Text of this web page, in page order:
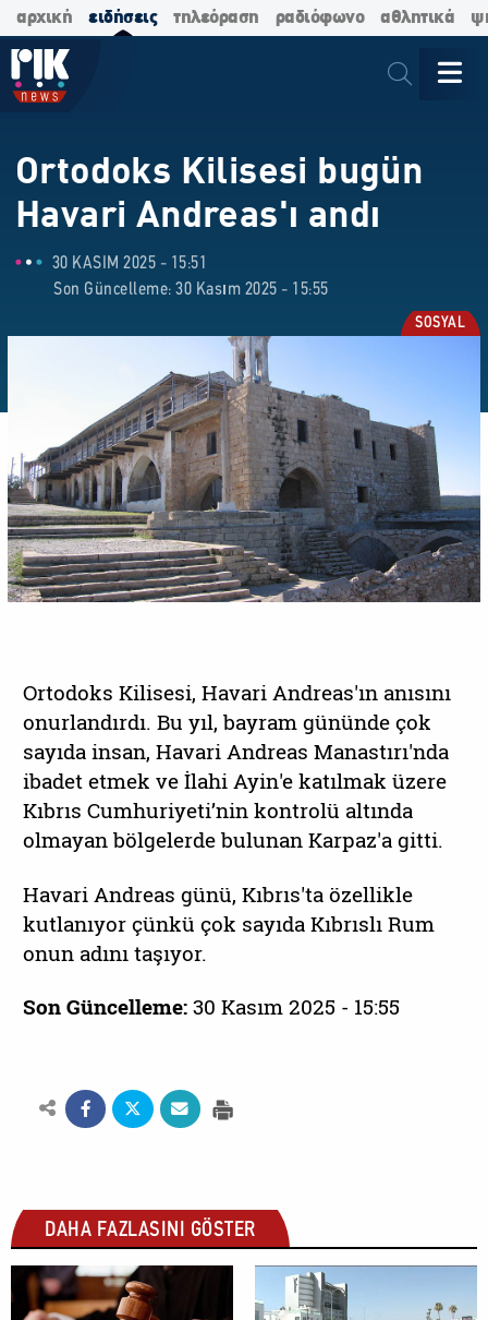
αρχική ειδήσεις τηλεόραση ραδιόφωνο αθλητικά
Ortodoks Kilisesi bugün
Havari Andreas'ı andı
30 KASIM 2025 - 15:51
Son Güncelleme: 30 Kasım 2025 - 15:55
SOSYAL
Ortodoks Kilisesi, Havari Andreas'ın anısını
onurlandırdı. Bu yıl, bayram gününde çok
sayıda insan, Havari Andreas Manastırı'nda
ibadet etmek ve İlahi Ayin'e katılmak üzere
Kıbrıs Cumhuriyeti’nin kontrolü altında
olmayan bölgelerde bulunan Karpaz'a gitti.
Havari Andreas günü, Kıbrıs'ta özellikle
kutlanıyor çünkü çok sayıda Kıbrıslı Rum
onun adını taşıyor.
Son Güncelleme:30 Kasım 2025 - 15:55
DAHA FAZLASINI GÖSTER